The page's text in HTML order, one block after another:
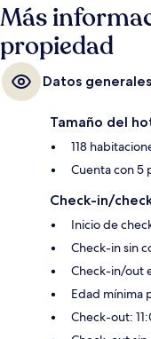
Más
propiedad
Datos generales
Tamaño del
118
Cuenta con 5
Check-in/
Inicio de
Check-in sin
Check-in/out
Edad mínima
Check-out: